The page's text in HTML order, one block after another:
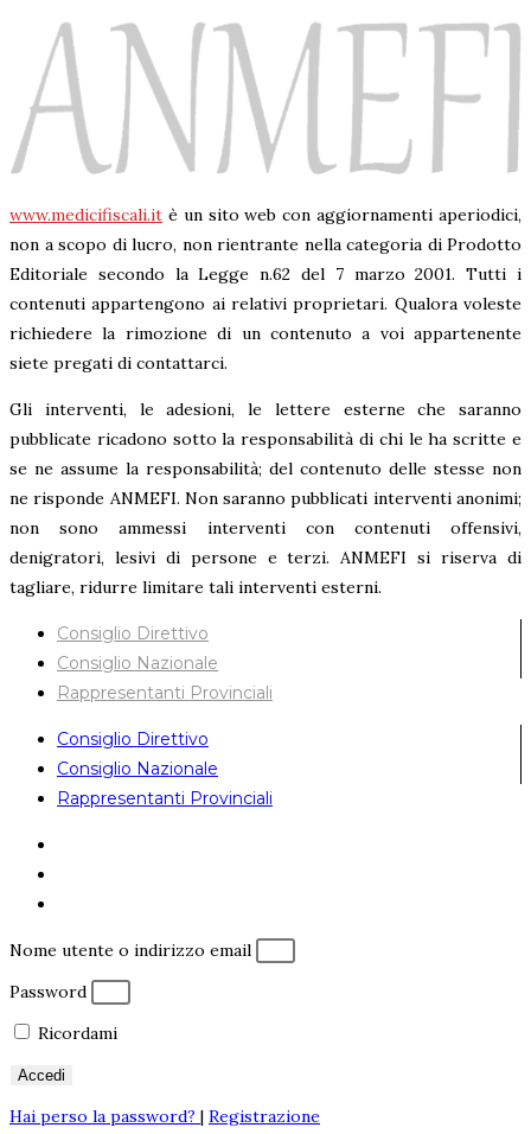
www.medicifiscali.it è un sito web con aggiornamenti aperiodici,
non a scopo di lucro, non rientrante nella categoria di Prodotto
Editoriale secondo la Legge n.62 del 7 marzo 2001. Tutti i
contenuti appartengono ai relativi proprietari. Qualora voleste
richiedere la rimozione di un contenuto a voi appartenente
siete pregati di contattarci.
Gli interventi, le adesioni, le lettere esterne che saranno
pubblicate ricadono sotto la responsabilità di chi le ha scritte e
se ne assume la responsabilità; del contenuto delle stesse non
ne risponde ANMEFI. Non saranno pubblicati interventi anonimi;
non sono ammessi interventi con contenuti offensivi,
denigratori, lesivi di persone e terzi. ANMEFI si riserva di
tagliare, ridurre limitare tali interventi esterni.
Consiglio Direttivo
Consiglio Nazionale
Rappresentanti Provinciali
Consiglio Direttivo
Consiglio Nazionale
Rappresentanti Provinciali
Nome utente o indirizzo email
Password
Ricordami
Accedi
Hai perso la password? | Registrazione